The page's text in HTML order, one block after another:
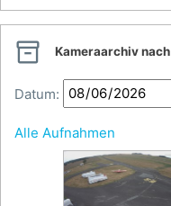
 Kameraarchiv
Datum:
Alle Aufnahmen